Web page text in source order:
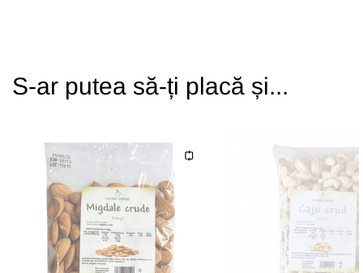
S-ar putea să-ți placă și...